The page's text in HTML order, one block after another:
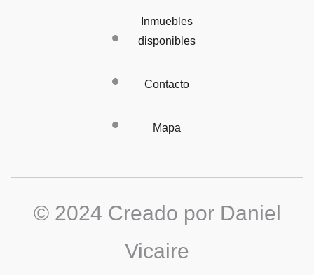
Inmuebles
disponibles
Contacto
Mapa
© 2024 Creado por Daniel
Vicaire